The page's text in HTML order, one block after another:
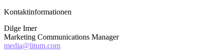
Kontaktinformationen
Dilge Imer
Marketing Communications Manager
media@litum.com